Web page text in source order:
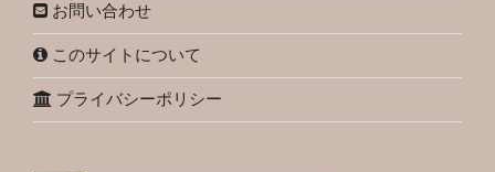
お問い合わせ
このサイトについて
プライバシーポリシー